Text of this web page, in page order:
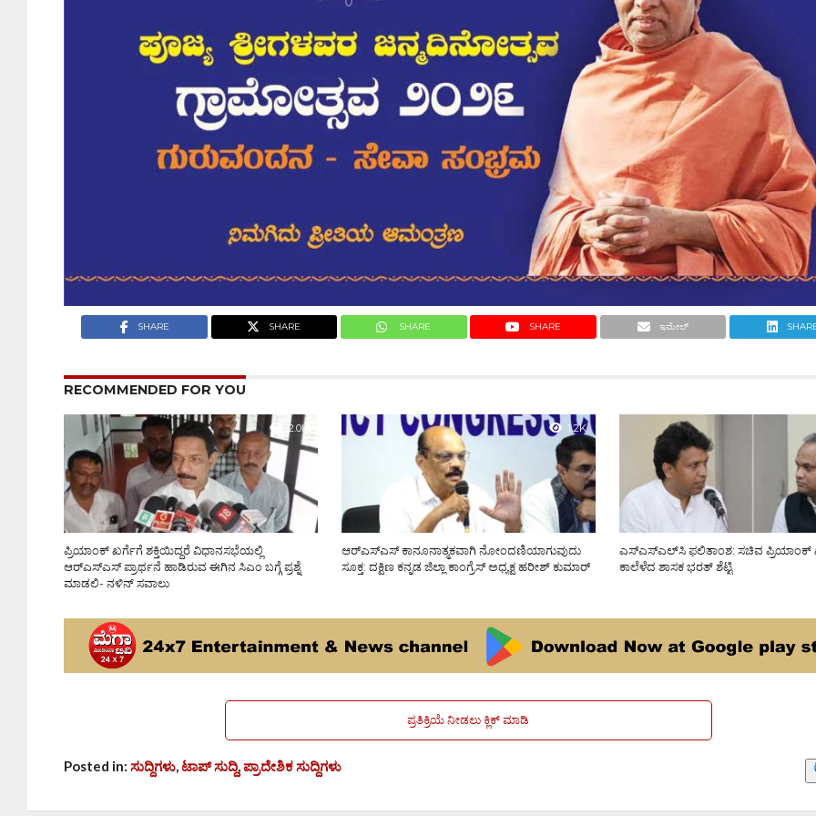
SHARE SHARE SHARE SHARE ಇಮೇಲ್
RECOMMENDED FOR YOU
2.0K
ಪ್ರಿಯಾಂಕ್ ಖರ್ಗೆಗೆ ಶಕ್ತಿಯಿದ್ದರೆ ವಿಧಾನಸಭೆಯಲ್ಲಿ
ಆರ್‌ಎಸ್‌ಎಸ್ ಪ್ರಾರ್ಥನೆ ಹಾಡಿರುವ ಈಗಿನ ಸಿಎಂ ಬಗ್ಗೆ ಪ್ರಶ್ನೆ
ಮಾಡಲಿ- ನಳಿನ್ ಸವಾಲು
1.2K
ಆರ್‌ಎಸ್‌ಎಸ್ ಕಾನೂನಾತ್ಮಕವಾಗಿ ನೋಂದಣಿಯಾಗುವುದು
ಸೂಕ್ತ: ದಕ್ಷಿಣ ಕನ್ನಡ ಜಿಲ್ಲಾ ಕಾಂಗ್ರೆಸ್ ಅಧ್ಯಕ್ಷ ಹರೀಶ್ ಕುಮಾರ್
ಎಸ್‌ಎಸ್‌ಎಲ್‌ಸಿ ಫಲಿತಾಂಶ: ಸಚಿವ ಪ್ರಿಯಾಂಕ್
ಕಾಲೆಳೆದ ಶಾಸಕ ಭರತ್ ಶೆಟ್ಟಿ
ಪ್ರತಿಕ್ರಿಯೆ ನೀಡಲು ಕ್ಲಿಕ್ ಮಾಡಿ
Posted in:ಸುದ್ದಿಗಳು,ಟಾಪ್ ಸುದ್ದಿ,ಪ್ರಾದೇಶಿಕ ಸುದ್ದಿಗಳು